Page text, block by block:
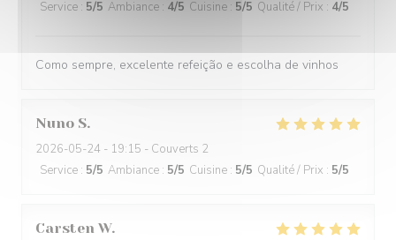
Service : 5/5 Ambiance : 4/5 Cuisine : 5/5 Qualité / Prix : 4/5
Como sempre, excelente refeição e escolha de vinhos
Nuno S
2026-05-24 - 19:15 - Couverts 2
Service : 5/5 Ambiance : 5/5 Cuisine : 5/5 Qualité / Prix : 5/5
Carsten W